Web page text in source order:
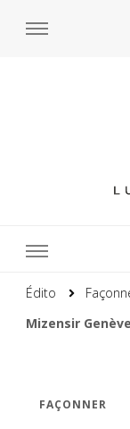
Édito
Mizensir
FAÇONNER